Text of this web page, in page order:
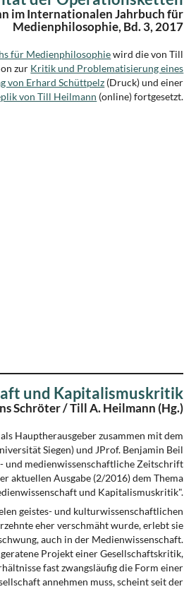
im Internationalen Jahrbuch für
Medienphilosophie, Bd. 3, 2017
für Medienphilosophiewird die von Till
zur Kritik und Problematisierung eines
von Erhard Schüttpelz (Druck) und einer
von Till Heilmann (online) fortgesetzt.
und Kapitalismuskritik
Schröter / Till A. Heilmann (Hg.)
Hauptherausgeber zusammen mit dem
Siegen) und JProf. Benjamin Beil
und medienwissenschaftliche Zeitschrift
aktuellen Ausgabe (2/2016) dem Thema
und Kapitalismuskritik".
geistes- und kulturwissen­schaftlichen
eher verschmäht wur­de, erlebt sie
auch in der Medienwissenschaft.
Projekt einer Gesellschaftskritik,
fast zwangsläufig die Form einer
annehmen muss, scheint seit der